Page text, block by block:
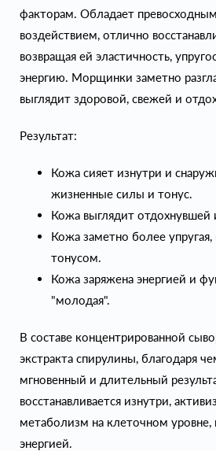
факторам. Обладает
воздействием, отлично
возвращая ей эластичность,
энергию. Морщинки заметно
выглядит здоровой, свежей и
Результат:
Кожа сияет изнутри и
жизненные силы и тонус.
Кожа выглядит отдохнувшей
Кожа заметно более
тонусом.
Кожа заряжена энергией и
"молодая".
В составе концентрированной
экстракта спирулины, благодаря
мгновенный и длительный
восстанавливается изнутри,
метаболизм на клеточном уровне,
энергией.